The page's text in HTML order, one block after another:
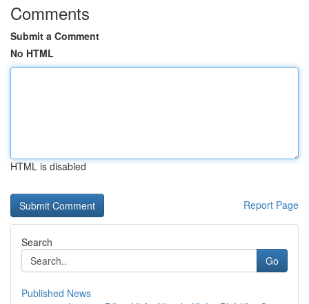
Comments
Submit a Comment
No HTML
HTML is disabled
Report Page
Search
Go
Published News